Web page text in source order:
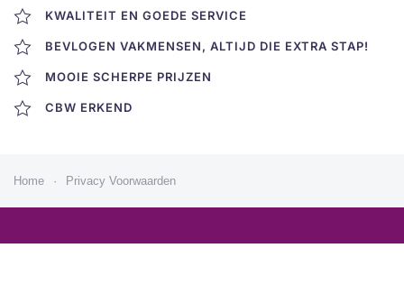
KWALITEIT EN GOEDE SERVICE
BEVLOGEN VAKMENSEN, ALTIJD DIE EXTRA STAP!
MOOIE SCHERPE PRIJZEN
CBW ERKEND
Home Privacy Voorwaarden